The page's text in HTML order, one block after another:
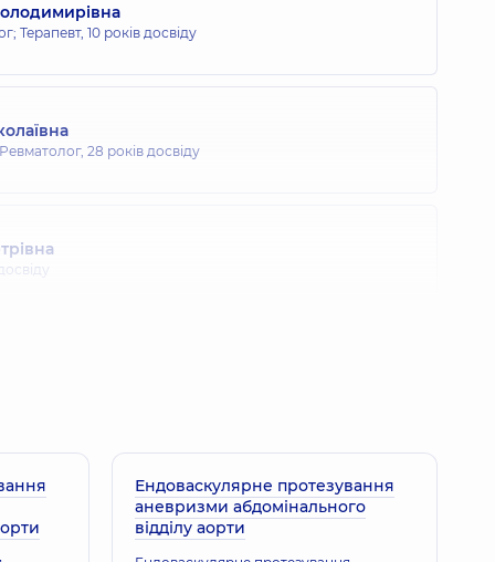
Терапевт, 10 років досвіду
28 років досвіду
Ендоваскулярне протезування
аневризми абдомінального
відділу аорти